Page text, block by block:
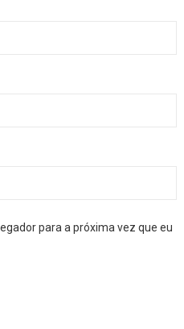
para a próxima vez que eu